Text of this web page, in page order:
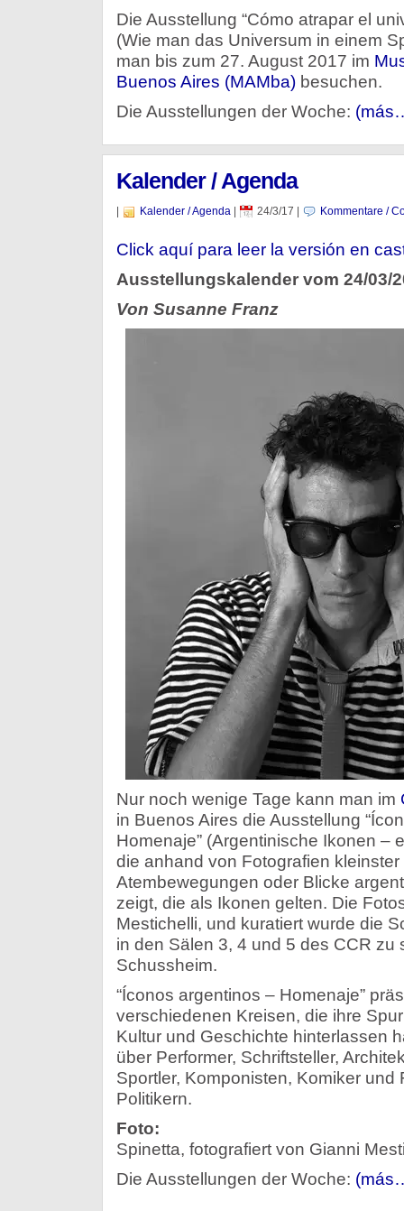
Die Ausstellung “Cómo atrapar el
(Wie man das Universum in einem
man bis zum 27. August 2017 im
Buenos Aires (MAMba)besuchen.
Die Ausstellungen der Woche:
Kalender / Agenda
Kalender / Agenda| 24/3/17 Kommentare /
Click aquí para leer la versión en
Ausstellungskalender vom 24/03/
Von Susanne Franz
Nur noch wenige Tage kann man im
in Buenos Aires die Ausstellung
Homenaje” (Argentinische Ikonen –
die anhand von Fotografien kleinster
Atembewegungen oder Blicke
zeigt, die als Ikonen gelten. Die
Mestichelli, und kuratiert wurde die
in den Sälen 3, 4 und 5 des CCR zu
Schussheim.
“Íconos argentinos – Homenaje”
verschiedenen Kreisen, die ihre
Kultur und Geschichte hinterlassen
über Performer, Schriftsteller,
Sportler, Komponisten, Komiker und
Politikern.
Foto:
Spinetta, fotografiert von Gianni
Die Ausstellungen der Woche: